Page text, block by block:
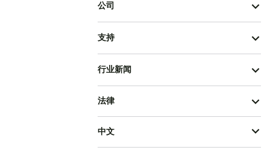
公司
支持
行业新闻
法律
中文